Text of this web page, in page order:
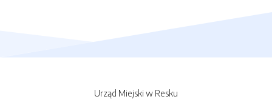
Urząd Miejski w Resku